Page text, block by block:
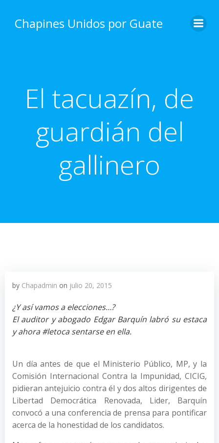
content
Chapines Unidos por Guate
El tacuazín, de
guardián del
gallinero
by Chapadmin on julio 20, 2015
¿Y así vamos a elecciones…?
El auditor y abogado Edgar Barquín labró su estaca
y ahora #letoca sentarse en ella.
Un día antes de que el Ministerio Público, MP, y la
Comisión Internacional Contra la Impunidad, CICIG,
pidieran antejuicio contra él y dos altos dirigentes de
Libertad Democrática Renovada, Lider, Barquín
convocó a una conferencia de prensa para pontificar
acerca de la honestidad de los candidatos.